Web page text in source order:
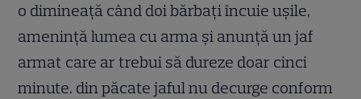
o dimineaţă când doi bărbaţi încuie uşile,
ameninţă lumea cu arma şi anunţă un jaf
armat care ar trebui să dureze doar cinci
minute. din păcate jaful nu decurge conform